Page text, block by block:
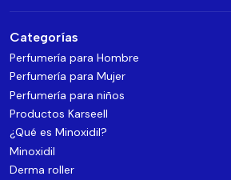
Categorías
Perfumería para Hombre
Perfumería para Mujer
Perfumería para niños
Productos Karseell
¿Qué es Minoxidil?
Minoxidil
Derma roller